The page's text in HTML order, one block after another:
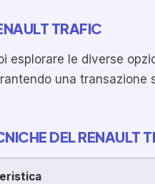
TRAFIC
esplorare le diverse
una transazione
DEL RENAULT